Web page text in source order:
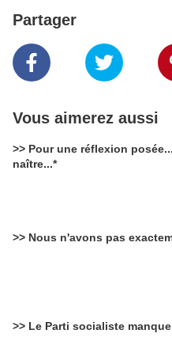
Partager
Vous aimerez aussi
>> Pour une réflexion
naître...*
>> Nous n'avons pas
>> Le Parti socialiste